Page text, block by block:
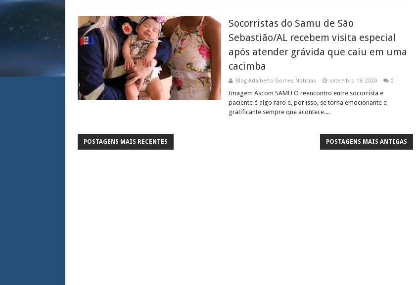
Socorristas do Samu de São
Sebastião/AL recebem visita especial
após atender grávida que caiu em uma
cacimba
Blog Adalberto Gomes Noticias setembro 18, 2020 0
Imagem Ascom SAMU O reencontro entre socorrista e
paciente é algo raro e, por isso, se torna emocionante e
gratificante sempre que acontece....
POSTAGENS MAIS RECENTES POSTAGENS MAIS ANTIGAS